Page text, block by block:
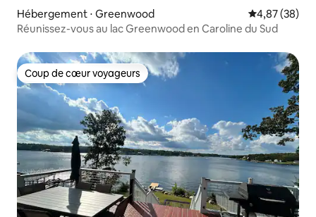
Hébergement ⋅ Greenwood Évaluation
4,87 (38)
Réunissez-vous au lac Greenwood en Caroline du Sud
Coup de cœur voyageurs
Coup de cœur voyageurs